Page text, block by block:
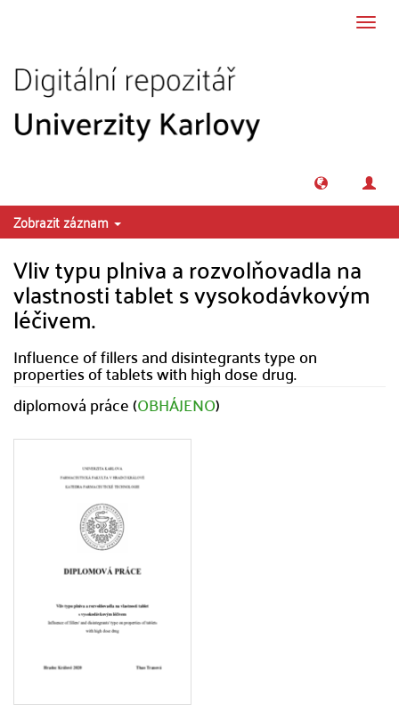
Zobrazit záznam
Vliv typu plniva a rozvolňovadla na
vlastnosti tablet s vysokodávkovým
léčivem.
Influence of fillers and disintegrants type on
properties of tablets with high dose drug.
diplomová práce (OBHÁJENO)